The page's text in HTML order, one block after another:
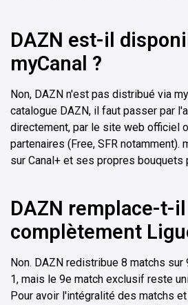
DAZN est-il
myCanal ?
Non, DAZN n'est pas distribué via
catalogue DAZN, il faut passer par
directement, par le site web officiel
partenaires (Free, SFR notamment).
sur Canal+ et ses propres bouquets
DAZN remplace-t-il
complètement
Non. DAZN redistribue 8 matchs sur
1, mais le 9e match exclusif reste
Pour avoir l'intégralité des matchs